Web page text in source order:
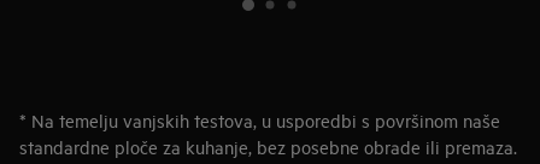
* Na temelju vanjskih testova, u usporedbi s površinom naše
standardne ploče za kuhanje, bez posebne obrade ili premaza.